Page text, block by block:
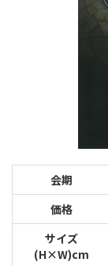
会期
価格
サイズ
(H×W)cm